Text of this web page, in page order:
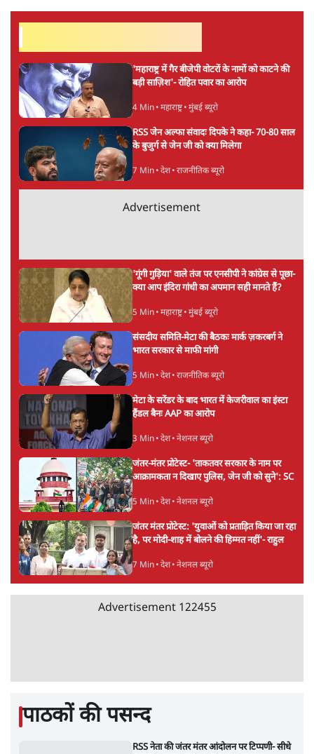
'महाराष्ट्र में गैर बीजेपी वोटरों के नामों को काटने की
बड़ी साज़िश'- रोहित पवार का आरोप
4 Min• महाराष्ट्र• मुंबई ब्यूरो
RSS जेन अल्फा संवादः दिपके ने कहा- 70-80 साल
के बुजुर्ग से जेन जी को क्या मिलेगा
7 Min• देश• राजनीतिक ब्यूरो
Advertisement
'गूंगी गुड़िया' वाले तंज पर एनसीपी ने कांग्रेस से पूछा-
क्या आप इंदिरा गांधी का अपमान सही मानते हैं?
5 Min• महाराष्ट्र• मुंबई ब्यूरो
संसदीय समिति-मेटा की बैठकः मार्क ज़करबर्ग ने
भारत सरकार से माफी मांगी
5 Min• देश• राजनीतिक ब्यूरो
मेटा के सरेंडर के बाद भारत में केजरीवाल का इंस्टा
हैंडल बैनः AAP का आरोप
3 Min• देश• नेशनल ब्यूरो
जंतर-मंतर प्रोटेस्ट- 'ताकतवर सरकार के नाम पर
आक्रामकता न दिखाए पुलिस, जेन जी को सुने': SC
5 Min• देश• नेशनल ब्यूरो
जंतर मंतर प्रोटेस्ट: 'युवाओं को प्रताड़ित किया जा रहा
है, पर मोदी-शाह में बोलने की हिम्मत नहीं'- राहुल
7 Min• देश• नेशनल ब्यूरो
Advertisement 122455
पाठकों की पसन्द
RSS नेता की जंतर मंतर आंदोलन पर टिप्पणी- सीधे